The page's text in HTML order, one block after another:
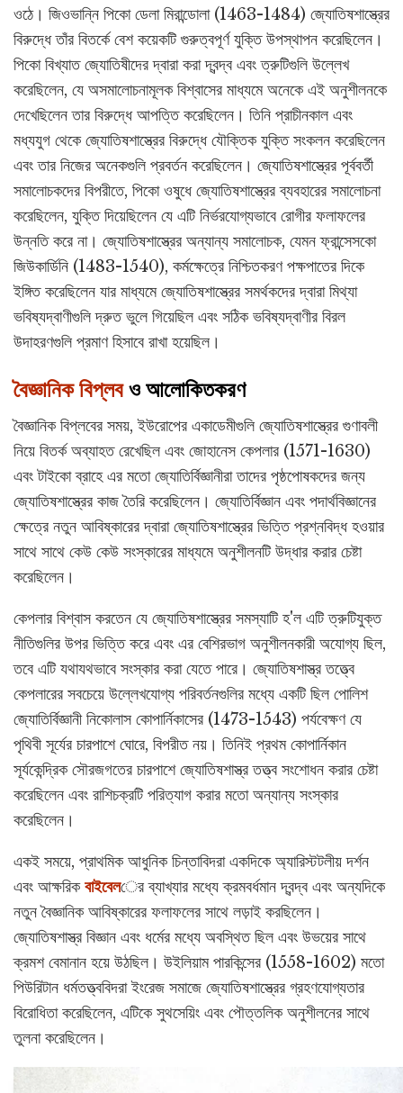
ওঠে। জিওভান্নি পিকো ডেলা মিরান্ডোলা (1463-1484) জ্যোতিষশাস্ত্রের
বিরুদ্ধে তাঁর বিতর্কে বেশ কয়েকটি গুরুত্বপূর্ণ যুক্তি উপস্থাপন করেছিলেন।
পিকো বিখ্যাত জ্যোতিষীদের দ্বারা করা দ্বন্দ্ব এবং ত্রুটিগুলি উল্লেখ
করেছিলেন, যে অসমালোচনামূলক বিশ্বাসের মাধ্যমে অনেকে এই অনুশীলনকে
দেখেছিলেন তার বিরুদ্ধে আপত্তি করেছিলেন। তিনি প্রাচীনকাল এবং
মধ্যযুগ থেকে জ্যোতিষশাস্ত্রের বিরুদ্ধে যৌক্তিক যুক্তি সংকলন করেছিলেন
এবং তার নিজের অনেকগুলি প্রবর্তন করেছিলেন। জ্যোতিষশাস্ত্রের পূর্ববর্তী
সমালোচকদের বিপরীতে, পিকো ওষুধে জ্যোতিষশাস্ত্রের ব্যবহারের সমালোচনা
করেছিলেন, যুক্তি দিয়েছিলেন যে এটি নির্ভরযোগ্যভাবে রোগীর ফলাফলের
উন্নতি করে না। জ্যোতিষশাস্ত্রের অন্যান্য সমালোচক, যেমন ফ্রান্সেসকো
জিউকার্ডিনি (1483-1540), কর্মক্ষেত্রে নিশ্চিতকরণ পক্ষপাতের দিকে
ইঙ্গিত করেছিলেন যার মাধ্যমে জ্যোতিষশাস্ত্রের সমর্থকদের দ্বারা মিথ্যা
ভবিষ্যদ্বাণীগুলি দ্রুত ভুলে গিয়েছিল এবং সঠিক ভবিষ্যদ্বাণীর বিরল
উদাহরণগুলি প্রমাণ হিসাবে রাখা হয়েছিল।
বৈজ্ঞানিক বিপ্লবও আলোকিতকরণ
বৈজ্ঞানিক বিপ্লবের সময়, ইউরোপের একাডেমীগুলি জ্যোতিষশাস্ত্রের গুণাবলী
নিয়ে বিতর্ক অব্যাহত রেখেছিল এবং জোহানেস কেপলার (1571-1630)
এবং টাইকো ব্রাহে এর মতো জ্যোতির্বিজ্ঞানীরা তাদের পৃষ্ঠপোষকদের জন্য
জ্যোতিষশাস্ত্রের কাজ তৈরি করেছিলেন। জ্যোতির্বিজ্ঞান এবং পদার্থবিজ্ঞানের
ক্ষেত্রে নতুন আবিষ্কারের দ্বারা জ্যোতিষশাস্ত্রের ভিত্তি প্রশ্নবিদ্ধ হওয়ার
সাথে সাথে কেউ কেউ সংস্কারের মাধ্যমে অনুশীলনটি উদ্ধার করার চেষ্টা
করেছিলেন।
কেপলার বিশ্বাস করতেন যে জ্যোতিষশাস্ত্রের সমস্যাটি হ'ল এটি ত্রুটিযুক্ত
নীতিগুলির উপর ভিত্তি করে এবং এর বেশিরভাগ অনুশীলনকারী অযোগ্য ছিল,
তবে এটি যথাযথভাবে সংস্কার করা যেতে পারে। জ্যোতিষশাস্ত্র তত্ত্বে
কেপলারের সবচেয়ে উল্লেখযোগ্য পরিবর্তনগুলির মধ্যে একটি ছিল পোলিশ
জ্যোতির্বিজ্ঞানী নিকোলাস কোপার্নিকাসের (1473-1543) পর্যবেক্ষণ যে
পৃথিবী সূর্যের চারপাশে ঘোরে, বিপরীত নয়। তিনিই প্রথম কোপার্নিকান
সূর্যকেন্দ্রিক সৌরজগতের চারপাশে জ্যোতিষশাস্ত্র তত্ত্ব সংশোধন করার চেষ্টা
করেছিলেন এবং রাশিচক্রটি পরিত্যাগ করার মতো অন্যান্য সংস্কার
করেছিলেন।
একই সময়ে, প্রাথমিক আধুনিক চিন্তাবিদরা একদিকে অ্যারিস্টটলীয় দর্শন
এবং আক্ষরিকবাইবেলের ব্যাখ্যার মধ্যে ক্রমবর্ধমান দ্বন্দ্ব এবং অন্যদিকে
নতুন বৈজ্ঞানিক আবিষ্কারের ফলাফলের সাথে লড়াই করছিলেন।
জ্যোতিষশাস্ত্র বিজ্ঞান এবং ধর্মের মধ্যে অবস্থিত ছিল এবং উভয়ের সাথে
ক্রমশ বেমানান হয়ে উঠছিল। উইলিয়াম পারকিন্সের (1558-1602) মতো
পিউরিটান ধর্মতত্ত্ববিদরা ইংরেজ সমাজে জ্যোতিষশাস্ত্রের গ্রহণযোগ্যতার
বিরোধিতা করেছিলেন, এটিকে সুথসেয়িং এবং পৌত্তলিক অনুশীলনের সাথে
তুলনা করেছিলেন।